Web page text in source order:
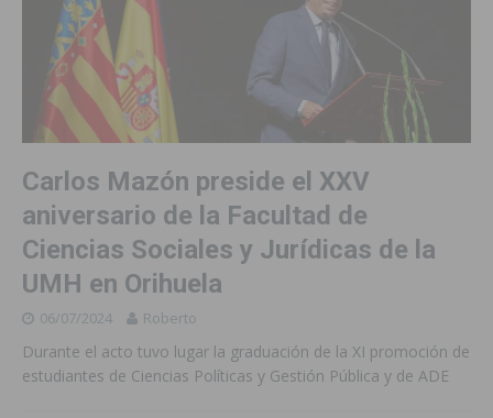
Carlos Mazón preside el XXV
aniversario de la Facultad de
Ciencias Sociales y Jurídicas de la
UMH en Orihuela
06/07/2024 Roberto
Durante el acto tuvo lugar la graduación de la XI promoción de
estudiantes de Ciencias Políticas y Gestión Pública y de ADE